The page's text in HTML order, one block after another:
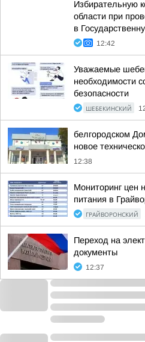
Избирательную
области при
в
12:42
Уважаемые
необходимости
безопасности
ШЕБЕКИНСКИЙ
белгородском
новое
12:38
Мониторинг цен
питания в
ГРАЙВОРОНСКИЙ
Переход на
документы
12:37